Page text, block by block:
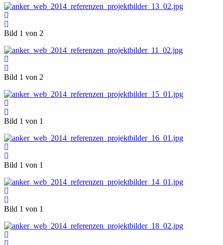
Bild 1 von 2
Bild 1 von 2
Bild 1 von 1
Bild 1 von 1
Bild 1 von 1